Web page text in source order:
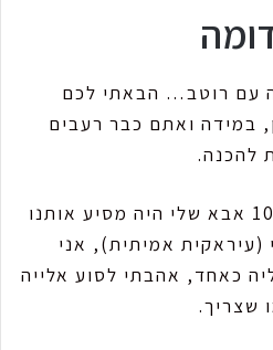
עם רוטב… הבאתי לכם
במידה ואתם כבר רעבים
להכנה.
אני זוכר שהייתי ילד בן 10 אבא שלי היה מסיע אותנו
(עיראקית אמיתית), אני
כאחד, אהבתי לסוע אלייה
שצריך.